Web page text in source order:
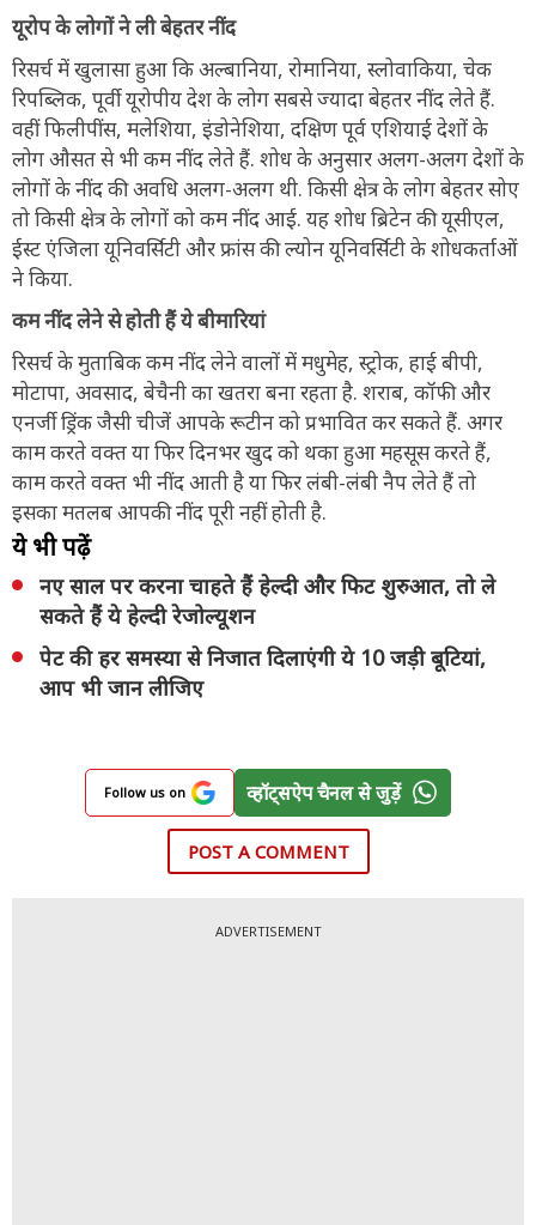
यूरोप के लोगों ने ली बेहतर नींद
रिसर्च में खुलासा हुआ कि अल्बानिया, रोमानिया, स्लोवाकिया, चेक
रिपब्लिक, पूर्वी यूरोपीय देश के लोग सबसे ज्यादा बेहतर नींद लेते हैं.
वहीं फिलीपींस, मलेशिया, इंडोनेशिया, दक्षिण पूर्व एशियाई देशों के
लोग औसत से भी कम नींद लेते हैं. शोध के अनुसार अलग-अलग देशों के
लोगों के नींद की अवधि अलग-अलग थी. किसी क्षेत्र के लोग बेहतर सोए
तो किसी क्षेत्र के लोगों को कम नींद आई. यह शोध ब्रिटेन की यूसीएल,
ईस्ट एंजिला यूनिवर्सिटी और फ्रांस की ल्योन यूनिवर्सिटी के शोधकर्ताओं
ने किया.
कम नींद लेने से होती हैं ये बीमारियां
रिसर्च के मुताबिक कम नींद लेने वालों में मधुमेह, स्ट्रोक, हाई बीपी,
मोटापा, अवसाद, बेचैनी का खतरा बना रहता है. शराब, कॉफी और
एनर्जी ड्रिंक जैसी चीजें आपके रूटीन को प्रभावित कर सकते हैं. अगर
काम करते वक्त या फिर दिनभर खुद को थका हुआ महसूस करते हैं,
काम करते वक्त भी नींद आती है या फिर लंबी-लंबी नैप लेते हैं तो
इसका मतलब आपकी नींद पूरी नहीं होती है.
ये भी पढ़ें
नए साल पर करना चाहते हैं हेल्दी और फिट शुरुआत, तो ले
सकते हैं ये हेल्दी रेजोल्यूशन
पेट की हर समस्या से निजात दिलाएंगी ये 10 जड़ी बूटियां,
आप भी जान लीजिए
Follow us on व्हॉट्सऐप चैनल से जुड़ें
POST A COMMENT
ADVERTISEMENT